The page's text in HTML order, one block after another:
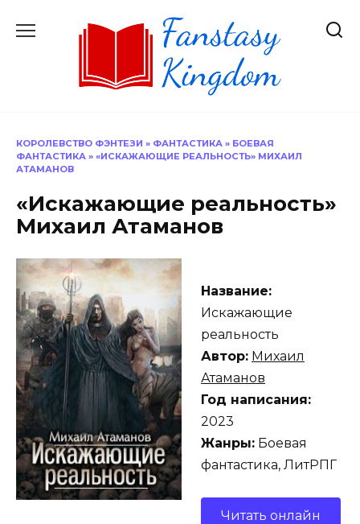
КОРОЛЕВСТВО ФЭНТЕЗИ » ФАНТАСТИКА » БОЕВАЯ
ФАНТАСТИКА » «ИСКАЖАЮЩИЕ РЕАЛЬНОСТЬ» МИХАИЛ
АТАМАНОВ
«Искажающие реальность»
Михаил Атаманов
Название:
Искажающие
реальность
Автор: Михаил
Атаманов
Год написания:
2023
Жанры: Боевая
фантастика, ЛитРПГ
Читать онлайн